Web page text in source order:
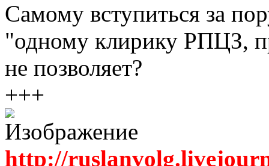
Самому вступиться за
"одному клирику РПЦЗ,
не позволяет?
+++
http://